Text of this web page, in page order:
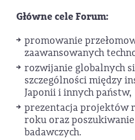
Główne cele Forum:
promowanie
zaawansowanych
rozwijanie globalnych
szczególności między
Japonii i innych państw,
prezentacja projektów
roku oraz
badawczych.